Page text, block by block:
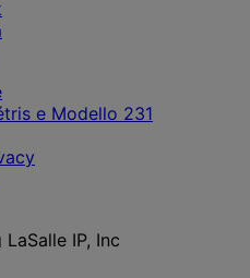
e Modello 231
IP, Inc